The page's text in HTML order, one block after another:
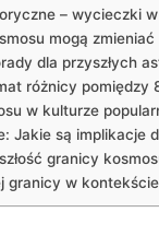
– wycieczki
mogą
dla przyszłych
różnicy pomiędzy
w kulturze
Jakie są implikacje
granicy
granicy w